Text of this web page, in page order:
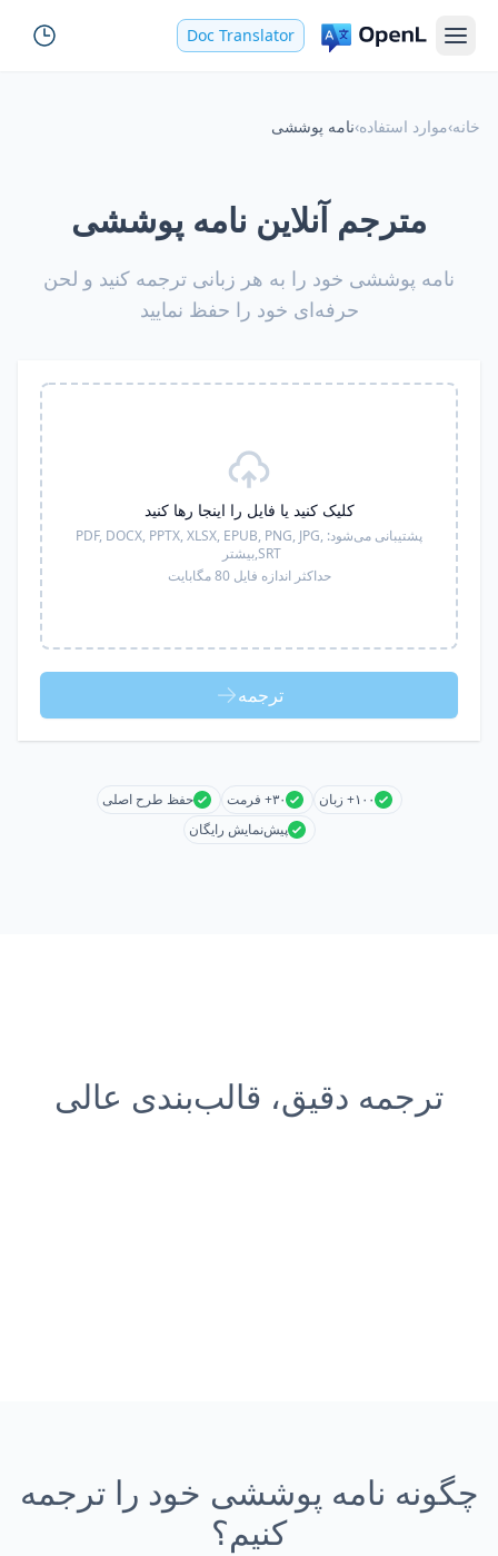
Doc Translator
خانه›موارد استفاده›نامه پوششی
مترجم آنلاین نامه پوششی
نامه پوششی خود را به هر زبانی ترجمه کنید و لحن
حرفه‌ای خود را حفظ نمایید
کلیک کنید یا فایل را اینجا رها کنید
پشتیبانی می‌شود: PDF, DOCX, PPTX, XLSX, EPUB, PNG, JPG,
SRT, بیشتر
حداکثر اندازه فایل 80 مگابایت
ترجمه
۱۰۰+ زبان ۳۰+ فرمت
حفظ طرح اصلی
پیش‌نمایش رایگان
ترجمه دقیق، قالب‌بندی عالی
چگونه نامه پوششی خود را ترجمه
کنیم؟